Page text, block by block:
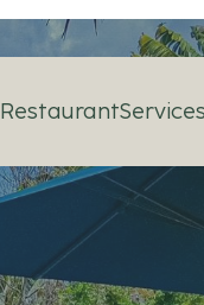
RestaurantServices